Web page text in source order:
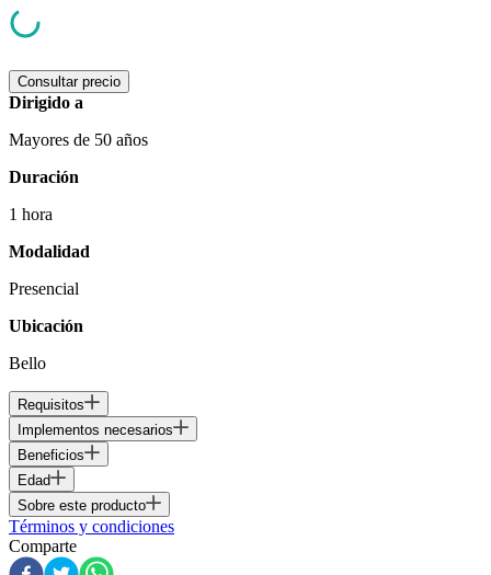
Consultar precio
Dirigido a
Mayores de 50 años
Duración
1 hora
Modalidad
Presencial
Ubicación
Bello
Requisitos
Implementos necesarios
Beneficios
Edad
Sobre este producto
Términos y condiciones
Comparte